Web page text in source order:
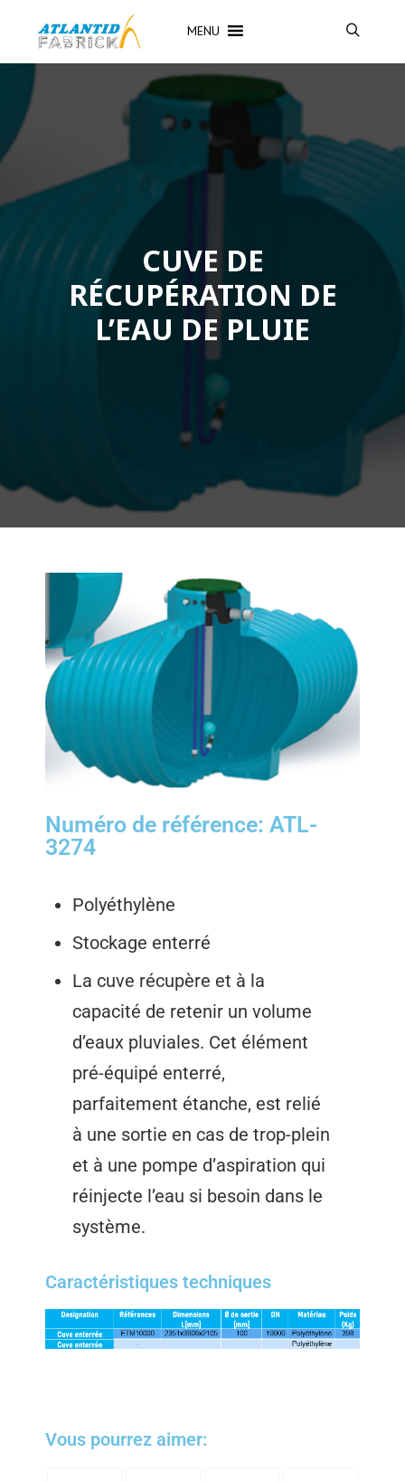
MENU
CUVE DE
RÉCUPÉRATION DE
L’EAU DE PLUIE
Numéro de référence: ATL-
3274
Polyéthylène
Stockage enterré
La cuve récupère et à la
capacité de retenir un volume
d’eaux pluviales. Cet élément
pré-équipé enterré,
parfaitement étanche, est relié
à une sortie en cas de trop-plein
et à une pompe d’aspiration qui
réinjecte l’eau si besoin dans le
système.
Caractéristiques techniques​​
Vous pourrez aimer: